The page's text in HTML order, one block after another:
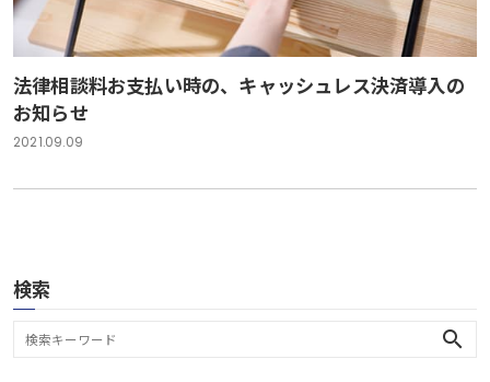
法律相談料お支払い時の、キャッシュレス決済導入の
お知らせ
2021.09.09
検索
search